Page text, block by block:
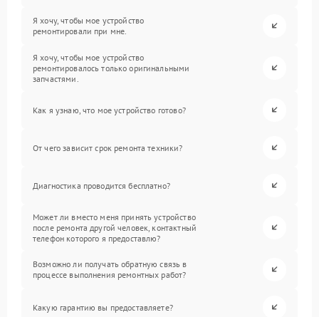
Я хочу, чтобы мое устройство
ремонтировали при мне.
Я хочу, чтобы мое устройство
ремонтировалось только оригинальными
запчастями.
Как я узнаю, что мое устройство готово?
От чего зависит срок ремонта техники?
Диагностика проводится бесплатно?
Может ли вместо меня принять устройство
после ремонта другой человек, контактный
телефон которого я предоставлю?
Возможно ли получать обратную связь в
процессе выполнения ремонтных работ?
Какую гарантию вы предоставляете?